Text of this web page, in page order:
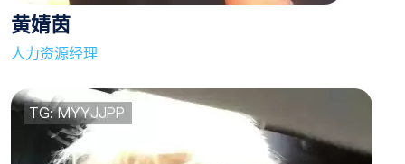
黄婧茵
人力资源经理